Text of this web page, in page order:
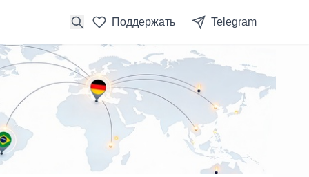
Поддержать Telegram